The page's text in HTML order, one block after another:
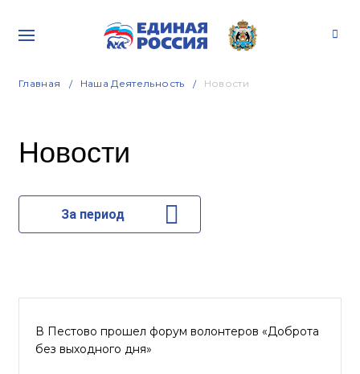
Главная Наша Деятельность Новости
Новости
За период
В Пестово прошел форум волонтеров «Доброта
без выходного дня»